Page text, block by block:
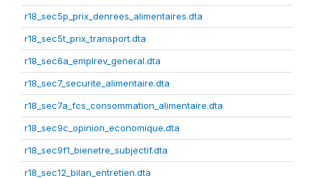
r18_sec5p_prix_denrees_alimentaires.dta
r18_sec5t_prix_transport.dta
r18_sec6a_emplrev_general.dta
r18_sec7_securite_alimentaire.dta
r18_sec7a_fcs_consommation_alimentaire.dta
r18_sec9c_opinion_economique.dta
r18_sec9f1_bienetre_subjectif.dta
r18_sec12_bilan_entretien.dta